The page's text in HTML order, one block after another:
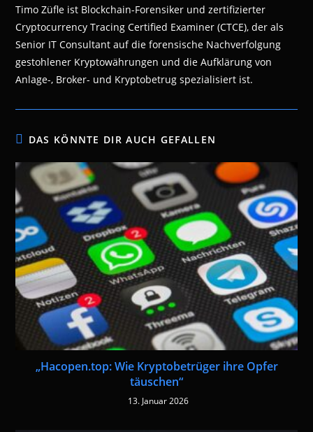
Timo Züfle ist Blockchain-Forensiker und zertifizierter
Cryptocurrency Tracing Certified Examiner (CTCE), der als
Senior IT Consultant auf die forensische Nachverfolgung
gestohlener Kryptowährungen und die Aufklärung von
Anlage-, Broker- und Kryptobetrug spezialisiert ist.
DAS KÖNNTE DIR AUCH GEFALLEN
„Hacopen.top: Wie Kryptobetrüger ihre Opfer
täuschen“
13. Januar 2026